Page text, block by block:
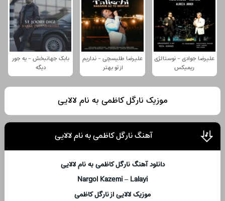
علیرضا جوادی - نوستالژی
ریمیکس
علیرضا طلیسچی - نداریم
از تو بهتر
بابک جهانبخش - یه جور
دیگه
موزیک نارگل کاظمی به نام لالایی
آهنگ نارگل کاظمی به نام لالایی
دانلود آهنگ نارگل کاظمی به نام لالایی
Nargol Kazemi – Lalayi
موزیک لالایی از نارگل کاظمی